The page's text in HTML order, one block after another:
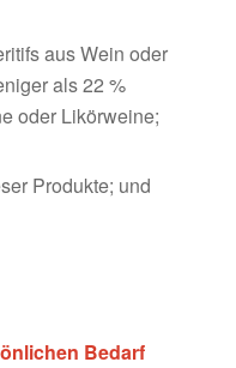
aus Wein oder
als 22 %
oder Likörweine;
Produkte; und
Bedarf